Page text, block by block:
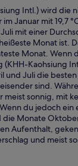
Intl.) wird die
Januar mit 19,7 °C
mit einer
Monat ist.
Monat. Wenn
(KHH-Kaohsiung
und Juli die
sind.
meist sonnig, mit
du jedoch ein
die Monate
Aufenthalt,
und meist